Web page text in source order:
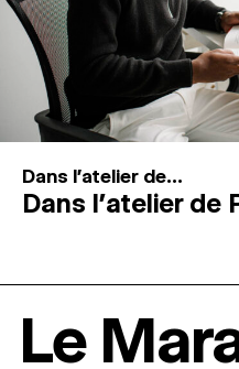
Dans l'atelier de...
Dans l’atelier de
Le